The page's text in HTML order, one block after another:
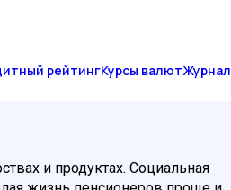
рейтингКурсы валютЖурнал
и продуктах. Социальная